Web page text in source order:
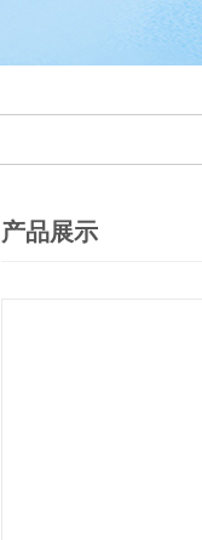
产品展示